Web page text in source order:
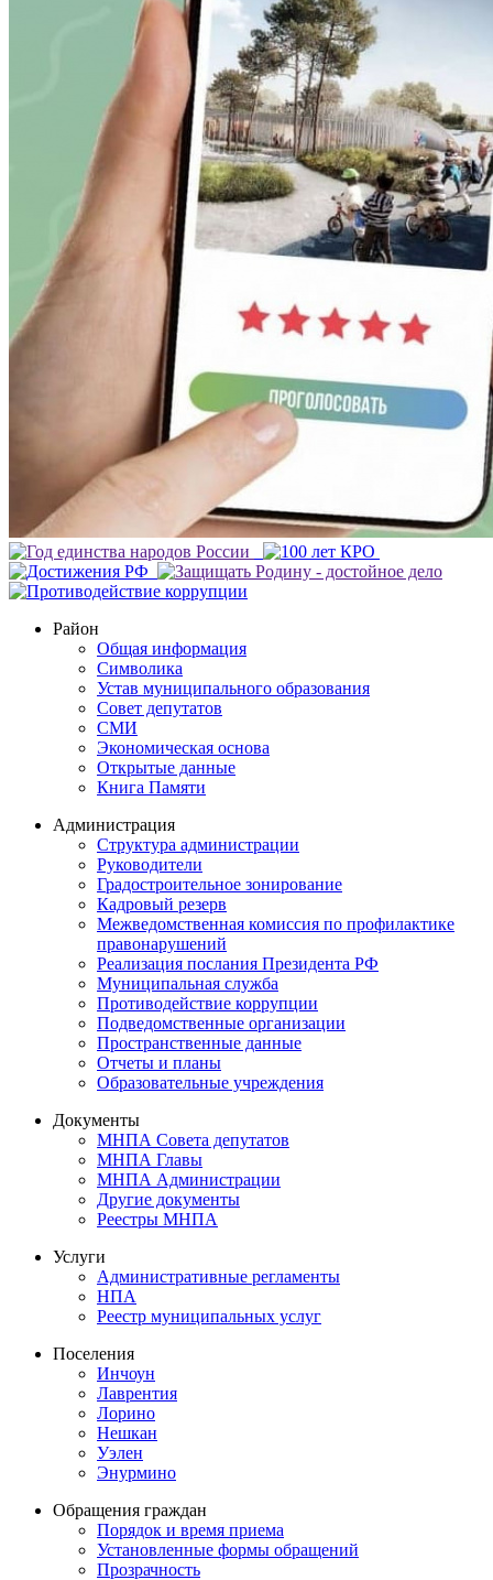
Район
Общая информация
Символика
Устав муниципального образования
Совет депутатов
СМИ
Экономическая основа
Открытые данные
Книга Памяти
Администрация
Структура администрации
Руководители
Градостроительное зонирование
Кадровый резерв
Межведомственная комиссия по профилактике
правонарушений
Реализация послания Президента РФ
Муниципальная служба
Противодействие коррупции
Подведомственные организации
Пространственные данные
Отчеты и планы
Образовательные учреждения
Документы
МНПА Совета депутатов
МНПА Главы
МНПА Администрации
Другие документы
Реестры МНПА
Услуги
Административные регламенты
НПА
Реестр муниципальных услуг
Поселения
Инчоун
Лаврентия
Лорино
Нешкан
Уэлен
Энурмино
Обращения граждан
Порядок и время приема
Установленные формы обращений
Прозрачность